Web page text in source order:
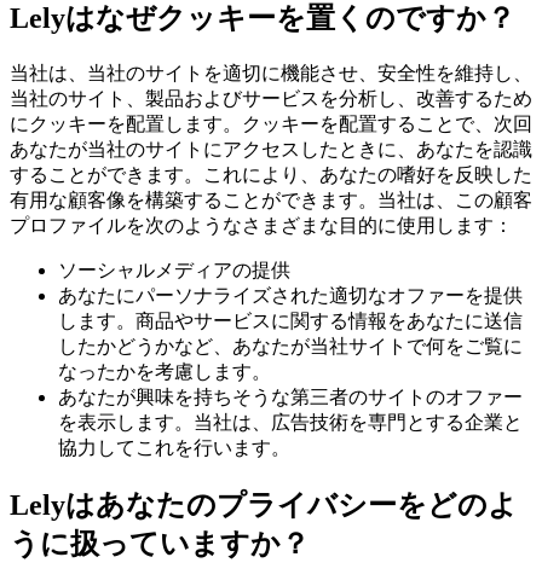
Lelyはなぜクッキーを置くのですか？
当社は、当社のサイトを適切に機能させ、安全性を維持し、
当社のサイト、製品およびサービスを分析し、改善するため
にクッキーを配置します。クッキーを配置することで、次回
あなたが当社のサイトにアクセスしたときに、あなたを認識
することができます。これにより、あなたの嗜好を反映した
有用な顧客像を構築することができます。当社は、この顧客
プロファイルを次のようなさまざまな目的に使用します：
ソーシャルメディアの提供
あなたにパーソナライズされた適切なオファーを提供
します。商品やサービスに関する情報をあなたに送信
したかどうかなど、あなたが当社サイトで何をご覧に
なったかを考慮します。
あなたが興味を持ちそうな第三者のサイトのオファー
を表示します。当社は、広告技術を専門とする企業と
協力してこれを行います。
Lelyはあなたのプライバシーをどのよ
うに扱っていますか？